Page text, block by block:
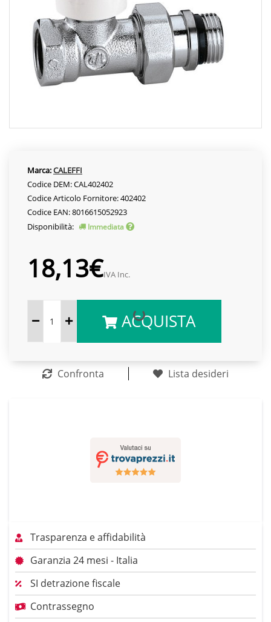
Marca:CALEFFI
Codice DEM: CAL402402
Codice Articolo Fornitore: 402402
Codice EAN: 8016615052923
Disponibilità:
Immediata
18,13€IVA Inc.
ACQUISTA
Confronta Lista desideri
Trasparenza e affidabilità
Garanzia 24 mesi - Italia
SI detrazione fiscale
Contrassegno